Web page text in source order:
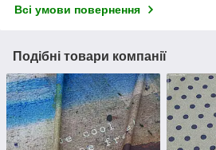
Всі умови повернення
Подібні товари компанії